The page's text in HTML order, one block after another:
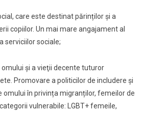
care este destinat părinților şi a
copiilor. Un mai mare angajament al
serviciilor sociale;
şi a vieţii decente tuturor
Promovare a politicilor de includere şi
în privința migranților, femeilor de
vulnerabile: LGBT+ femeile,